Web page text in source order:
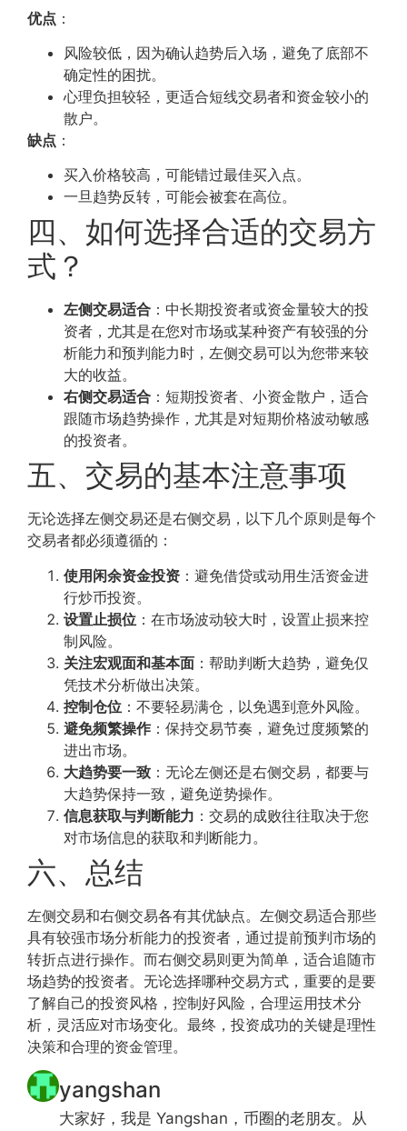
优点 ：
风险较低，因为确认趋势后入场，避免了底部不
确定性的困扰。
心理负担较轻，更适合短线交易者和资金较小的
散户。
缺点 ：
买入价格较高，可能错过最佳买入点。
一旦趋势反转，可能会被套在高位。
四、如何选择合适的交易方
式？
左侧交易适合 ：中长期投资者或资金量较大的投
资者，尤其是在您对市场或某种资产有较强的分
析能力和预判能力时，左侧交易可以为您带来较
大的收益。
右侧交易适合 ：短期投资者、小资金散户，适合
跟随市场趋势操作，尤其是对短期价格波动敏感
的投资者。
五、交易的基本注意事项
无论选择左侧交易还是右侧交易，以下几个原则是每个
交易者都必须遵循的：
使用闲余资金投资 ：避免借贷或动用生活资金进
行炒币投资。
设置止损位 ：在市场波动较大时，设置止损来控
制风险。
关注宏观面和基本面 ：帮助判断大趋势，避免仅
凭技术分析做出决策。
控制仓位 ：不要轻易满仓，以免遇到意外风险。
避免频繁操作 ：保持交易节奏，避免过度频繁的
进出市场。
大趋势要一致 ：无论左侧还是右侧交易，都要与
大趋势保持一致，避免逆势操作。
信息获取与判断能力 ：交易的成败往往取决于您
对市场信息的获取和判断能力。
六、总结
左侧交易和右侧交易各有其优缺点。左侧交易适合那些
具有较强市场分析能力的投资者，通过提前预判市场的
转折点进行操作。而右侧交易则更为简单，适合追随市
场趋势的投资者。无论选择哪种交易方式，重要的是要
了解自己的投资风格，控制好风险，合理运用技术分
析，灵活应对市场变化。最终，投资成功的关键是理性
决策和合理的资金管理。
yangshan
大家好，我是 Yangshan，币圈的老朋友。从